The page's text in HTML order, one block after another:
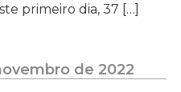
primeiro dia, 37 […]
de 2022